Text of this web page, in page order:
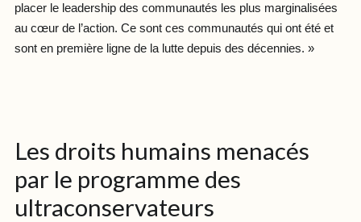
placer le leadership des communautés les plus marginalisées
au cœur de l’action. Ce sont ces communautés qui ont été et
sont en première ligne de la lutte depuis des décennies. »
Les droits humains menacés
par le programme des
ultraconservateurs